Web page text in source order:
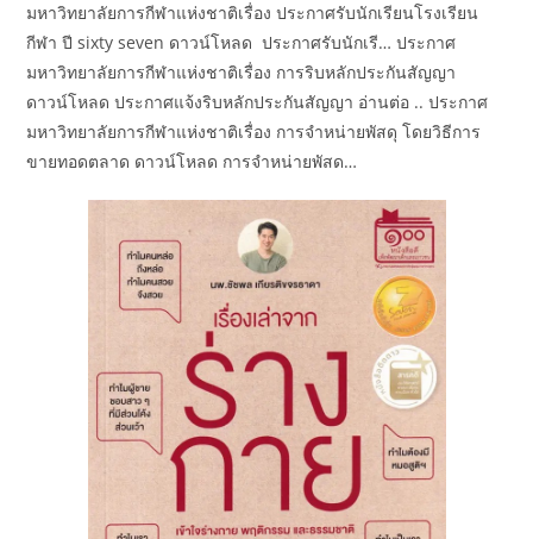
มหาวิทยาลัยการกีฬาแห่งชาติเรื่อง ประกาศรับนักเรียนโรงเรียน
กีฬา ปี sixty seven ดาวน์โหลด ประกาศรับนักเรี… ประกาศ
มหาวิทยาลัยการกีฬาแห่งชาติเรื่อง การริบหลักประกันสัญญา
ดาวน์โหลด ประกาศแจ้งริบหลักประกันสัญญา อ่านต่อ .. ประกาศ
มหาวิทยาลัยการกีฬาแห่งชาติเรื่อง การจำหน่ายพัสดุ โดยวิธีการ
ขายทอดตลาด ดาวน์โหลด การจำหน่ายพัสด…